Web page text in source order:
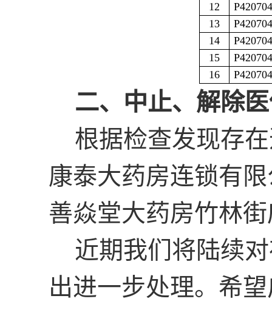
12
13
14
15
16
二、中止、解除
根据检查发现存
康泰大药房连锁有
善焱堂大药房竹林
近期我们将陆续
出进一步处理。希